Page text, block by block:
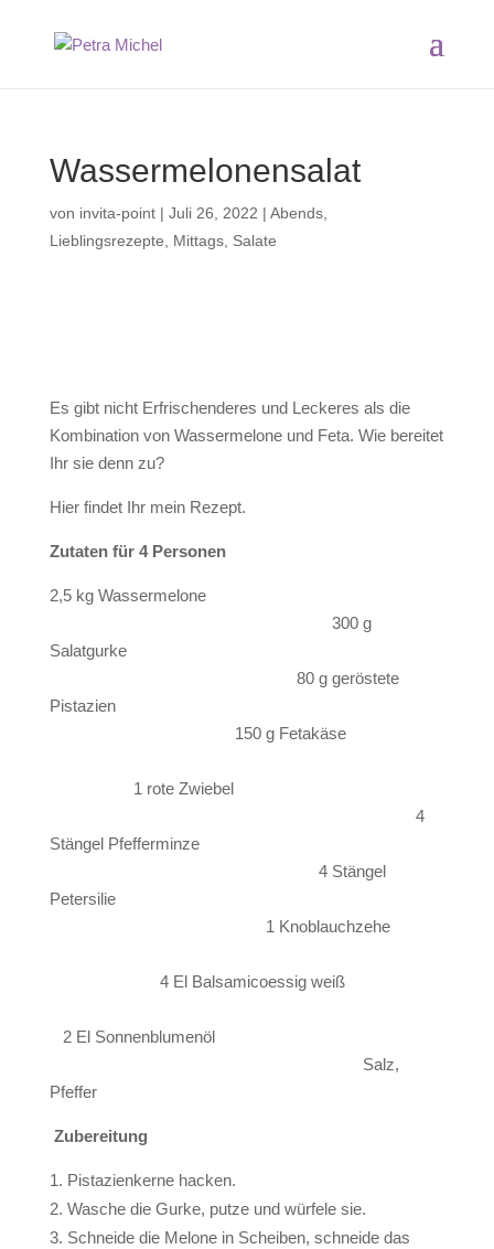
Wassermelonensalat
von invita-point| Juli 26, 2022 | Abends,
Lieblingsrezepte
Mittags, Salate
Es gibt nicht Erfrischenderes und Leckeres als die
Kombination von Wassermelone und Feta. Wie bereitet
Ihr sie denn zu?
Hier findet Ihr mein Rezept.
Zutaten für 4 Personen
2,5 kg Wassermelone
300 g
Salatgurke
80 g geröstete
Pistazien
150 g Fetakäse
1 rote Zwiebel
4
Stängel Pfefferminze
4 Stängel
Petersilie
1 Knoblauchzehe
4 El Balsamicoessig weiß
2 El Sonnenblumenöl
Salz,
Pfeffer
Zubereitung
Pistazienkerne hacken.
Wasche die Gurke, putze und würfele sie.
Schneide die Melone in Scheiben, schneide das